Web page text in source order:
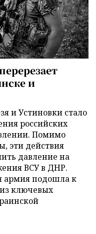
и
и Устиновки стало
российских
Помимо
эти действия
давление на
ВСУ в ДНР.
армия подошла к
ключевых